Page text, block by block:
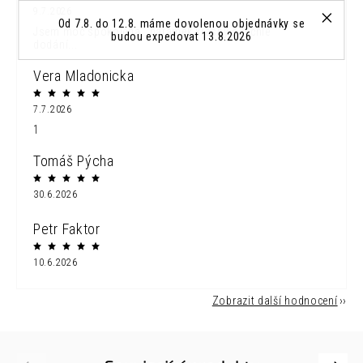
Od 7.8. do 12.8. máme dovolenou objednávky se
budou expedovat 13.8.2026
Jsem moc spokojena...náramek krásný a rychle
Vera Mladonicka
7.7.2026
1
Tomáš Pýcha
30.6.2026
Petr Faktor
10.6.2026
Zobrazit další hodnocení